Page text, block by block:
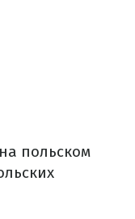
польском